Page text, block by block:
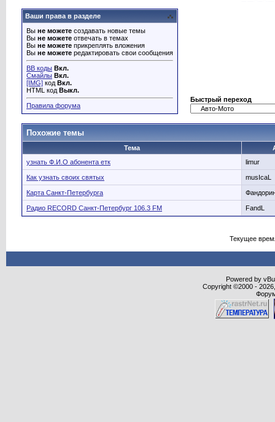
Ваши права в разделе
Вы не можете создавать новые темы
Вы не можете отвечать в темах
Вы не можете прикреплять вложения
Вы не можете редактировать свои сообщения
BB коды Вкл.
Смайлы Вкл.
[IMG] код Вкл.
HTML код Выкл.
Правила форума
Быстрый переход
Похожие темы
Тема
узнать Ф.И.О абонента етк
limur
Как узнать своих святых musIcaL
Карта Санкт-Петербурга
Радио RECORD Санкт-Петербург 106.3 FM FandL
Текущее
Powered by
Copyright ©2000 -